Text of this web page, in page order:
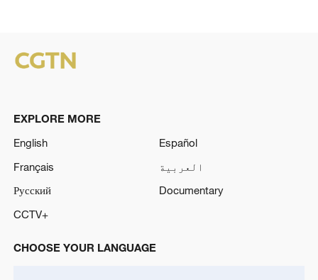
EXPLORE MORE
English
Español
Français
العربية
Русский
Documentary
CCTV+
CHOOSE YOUR LANGUAGE